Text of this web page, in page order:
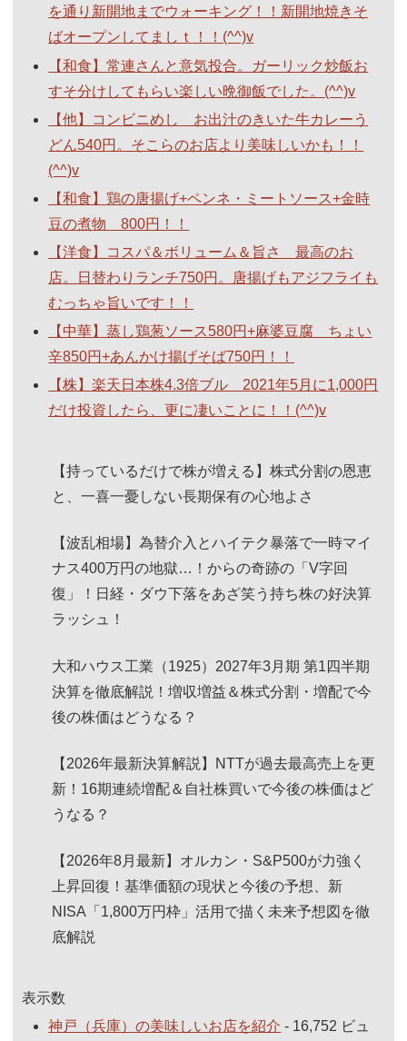
を通り新開地までウォーキング！！新開地焼きそ
ばオープンしてましｔ！！(^^)v
【和食】常連さんと意気投合。ガーリック炒飯お
すそ分けしてもらい楽しい晩御飯でした。(^^)v
【他】コンビニめし お出汁のきいた牛カレーう
どん540円。そこらのお店より美味しいかも！！
(^^)v
【和食】鶏の唐揚げ+ペンネ・ミートソース+金時
豆の煮物 800円！！
【洋食】コスパ＆ボリューム＆旨さ 最高のお
店。日替わりランチ750円。唐揚げもアジフライも
むっちゃ旨いです！！
【中華】蒸し鶏葱ソース580円+麻婆豆腐 ちょい
辛850円+あんかけ揚げそば750円！！
【株】楽天日本株4.3倍ブル 2021年5月に1,000円
だけ投資したら、更に凄いことに！！(^^)v
【持っているだけで株が増える】株式分割の恩恵
と、一喜一憂しない長期保有の心地よさ
【波乱相場】為替介入とハイテク暴落で一時マイ
ナス400万円の地獄…！からの奇跡の「V字回
復」！日経・ダウ下落をあざ笑う持ち株の好決算
ラッシュ！
大和ハウス工業（1925）2027年3月期 第1四半期
決算を徹底解説！増収増益＆株式分割・増配で今
後の株価はどうなる？
【2026年最新決算解説】NTTが過去最高売上を更
新！16期連続増配＆自社株買いで今後の株価はど
うなる？
【2026年8月最新】オルカン・S&P500が力強く
上昇回復！基準価額の現状と今後の予想、新
NISA「1,800万円枠」活用で描く未来予想図を徹
底解説
表示数
神戸（兵庫）の美味しいお店を紹介 - 16,752 ビュ